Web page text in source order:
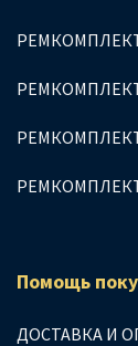
Помощь
ДОСТАВКА И